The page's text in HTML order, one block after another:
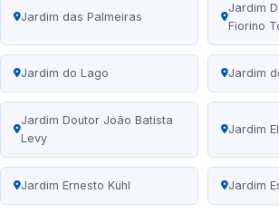
Jardim das Palmeiras
Jardim
Fiorino
Jardim do Lago Jardim
Jardim Doutor João Batista
Levy
Jardim
Jardim Ernesto Kühl Jardim